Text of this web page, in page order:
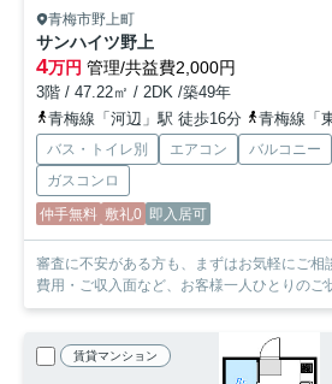
青梅市野上町
サンハイツ野上
4万円 管理/共益費2,000円
3階 / 47.22㎡ / 2DK /築49年
青梅線「河辺」駅 徒歩16分
青梅線「
バス・トイレ別 エアコン バルコニー
ガスコンロ
仲手無料 敷礼0 即入居可
審査に不安がある方も、まずはお気軽にご相談ください
費用・ご収入面など、お客様一人ひとりのご
賃貸マンション